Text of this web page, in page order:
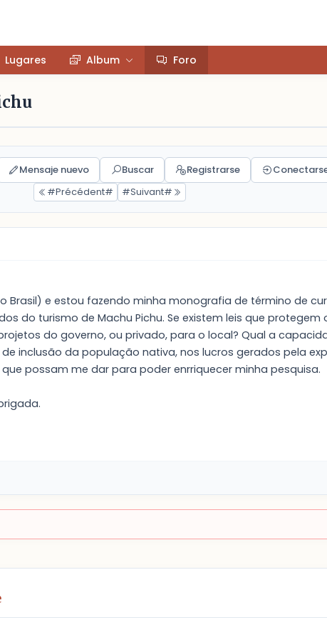
Lugares Album Foro
Mensaje nuevo Buscar Registrarse
#Précédent#
#Suivant#
Brasil) e estou fazendo minha monografia de término de
do turismo de Machu Pichu. Se existem leis que
do governo, ou privado, para o local? Qual a
inclusão da população nativa, nos lucros gerados pela
possam me dar para poder enrriquecer minha pesquisa.